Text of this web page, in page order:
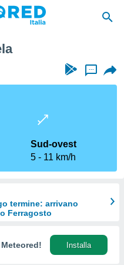
...
Sud-ovest
5
11 km/h
termine: arrivano
Ferragosto
Meteored! Installa